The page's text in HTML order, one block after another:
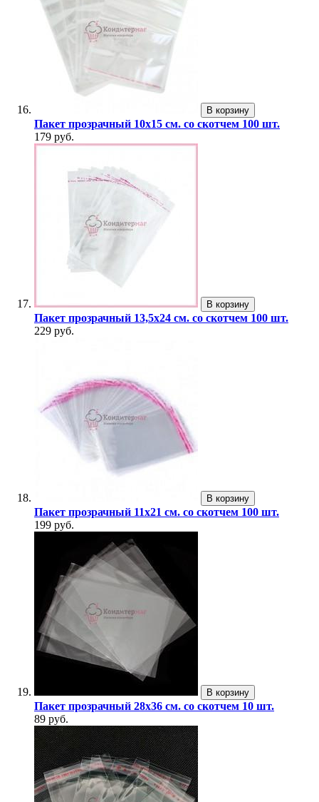
В корзину
Пакет прозрачный 10х15 см. со скотчем 100 шт.
179 руб.
В корзину
Пакет прозрачный 13,5х24 см. со скотчем 100 шт.
229 руб.
В корзину
Пакет прозрачный 11х21 см. со скотчем 100 шт.
199 руб.
В корзину
Пакет прозрачный 28х36 см. со скотчем 10 шт.
89 руб.